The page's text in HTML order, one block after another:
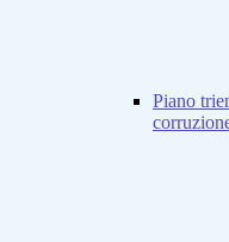
Piano